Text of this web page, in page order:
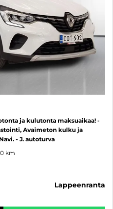
ja kulutonta maksuaikaa! -
Avaimeton kulku ja
- J. autoturva
km
lappeenranta